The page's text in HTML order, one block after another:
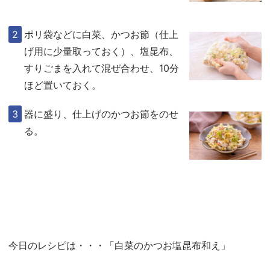
ポリ袋などに白菜、かつお節（仕上
げ用に少量取っておく）、塩昆布、
すりごまを入れて混ぜ合わせ、10分
ほど置いておく。
器に盛り、仕上げのかつお節をのせ
る。
今日のレシピは・・・「白菜のかつお塩昆布和え」